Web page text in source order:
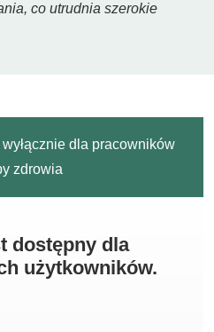
co utrudnia szerokie
dla pracowników
zdrowia
dostępny dla
użytkowników.